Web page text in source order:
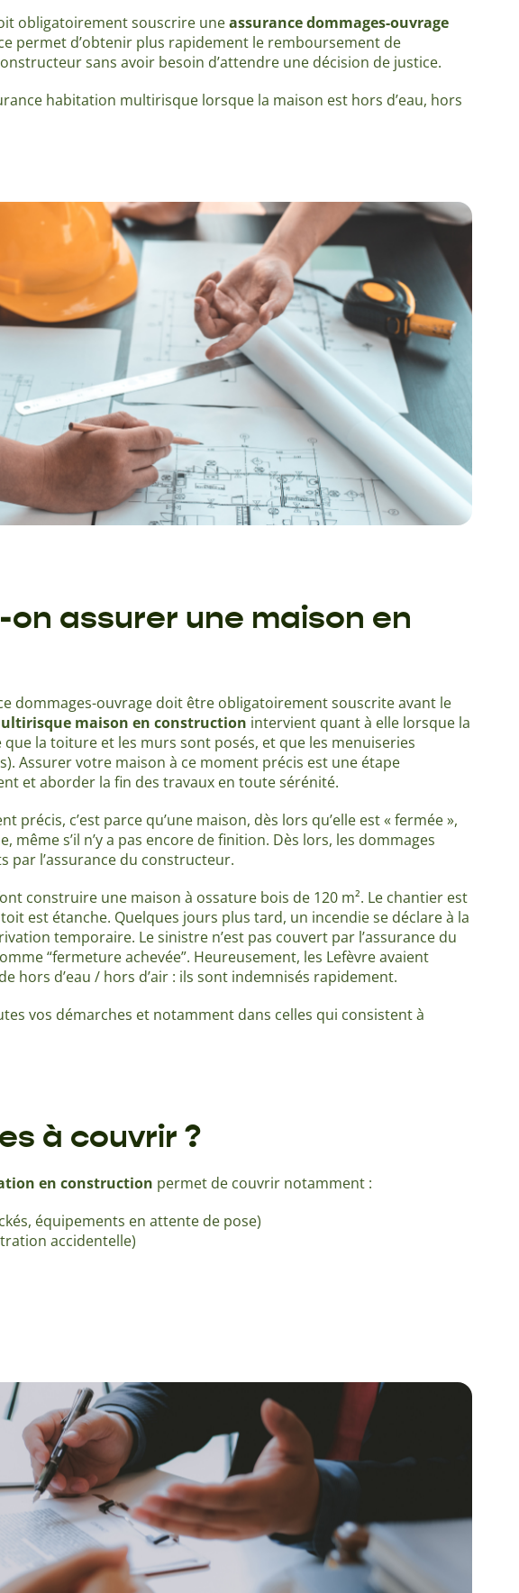
obligatoirement souscrire uneassurance dommages-ouvrage
permet d’obtenir plus rapidement le remboursement de
sans avoir besoin d’attendre une décision de justice.
habitation multirisque lorsque la maison est hors d’eau, hors
assurer une maison en
dommages-ouvrage doit être obligatoirement souscrite avant le
maison en construction intervient quant à elle lorsque la
que la toiture et les murs sont posés, et que les menuiseries
Assurer votre maison à ce moment précis est une étape
et aborder la fin des travaux en toute sérénité.
c’est parce qu’une maison, dès lors qu’elle est « fermée »,
même s’il n’y a pas encore de finition. Dès lors, les dommages
par l’assurance du constructeur.
construire une maison à ossature bois de 120 m². Le chantier est
est étanche. Quelques jours plus tard, un incendie se déclare à la
temporaire. Le sinistre n’est pas couvert par l’assurance du
“fermeture achevée”. Heureusement, les Lefèvre avaient
hors d’eau / hors d’air : ils sont indemnisés rapidement.
vos démarches et notamment dans celles qui consistent à
à couvrir ?
en construction permet de couvrir notamment :
équipements en attente de pose)
accidentelle)